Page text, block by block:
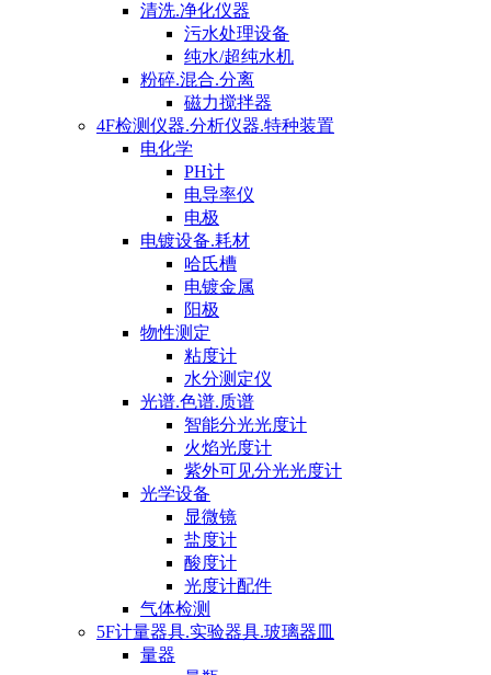
清洗.净化仪器
污水处理设备
纯水/超纯水机
粉碎.混合.分离
磁力搅拌器
4F检测仪器.分析仪器.特种装置
电化学
PH计
电导率仪
电极
电镀设备.耗材
哈氏槽
电镀金属
阳极
物性测定
粘度计
水分测定仪
光谱.色谱.质谱
智能分光光度计
火焰光度计
紫外可见分光光度计
光学设备
显微镜
盐度计
酸度计
光度计配件
气体检测
5F计量器具.实验器具.玻璃器皿
量器